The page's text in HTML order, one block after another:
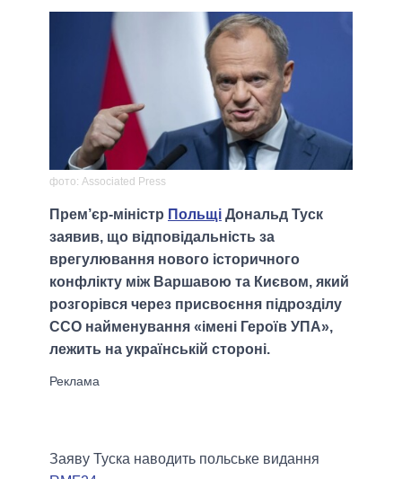
фото: Associated Press
Прем’єр-міністр Польщі Дональд Туск
заявив, що відповідальність за
врегулювання нового історичного
конфлікту між Варшавою та Києвом, який
розгорівся через присвоєння підрозділу
ССО найменування «імені Героїв УПА»,
лежить на українській стороні.
Заяву Туска наводить польське видання